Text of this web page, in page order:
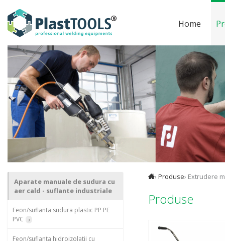
Home
Aparate manuale de sudura cu
aer cald - suflante industriale
Feon/suflanta sudura plastic PP PE
PVC
3
Feon/suflanta hidroizolatii cu
› Produse› Extrudere
Produse